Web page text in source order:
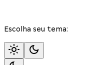
Escolha seu tema: